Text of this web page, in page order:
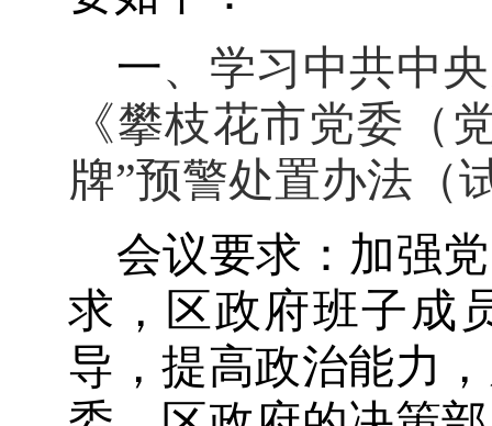
一、 学习中共中
《攀枝花市党委（
牌”预警处置办法（
会议要求：加强
求，区政府班子成
导，提高政治能力